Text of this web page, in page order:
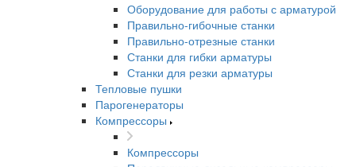
Оборудование для работы с арматурой
Правильно-гибочные станки
Правильно-отрезные станки
Станки для гибки арматуры
Станки для резки арматуры
Тепловые пушки
Парогенераторы
Компрессоры
Компрессоры